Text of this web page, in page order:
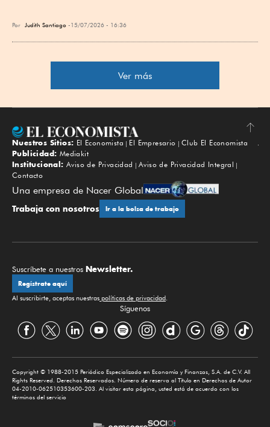
Por Judith Santiago 15/07/2026 - 16:36
Ver más
Subir
Nuestros Sitios: El Economista El Empresario
Club El Economista
Publicidad: Mediakit
Institucional: Aviso de Privacidad
Aviso de Privacidad Integral
Contacto
Una empresa de Nacer Global
Trabaja con nosotros Ir a la bolsa de trabajo
Suscríbete a nuestros Newsletter.
Regístrate aquí
Al suscribirte, aceptas nuestras políticas de privacidad.
Síguenos
Copyright © 1988-2015 Periódico Especializado en Economía y Finanzas, S.A. de C.V. All
Rights Reserved. Derechos Reservados. Número de reserva al Título en Derechos de Autor
04-2010-062510353600-203. Al visitar esta página, usted está de acuerdo con los
términos del servicio